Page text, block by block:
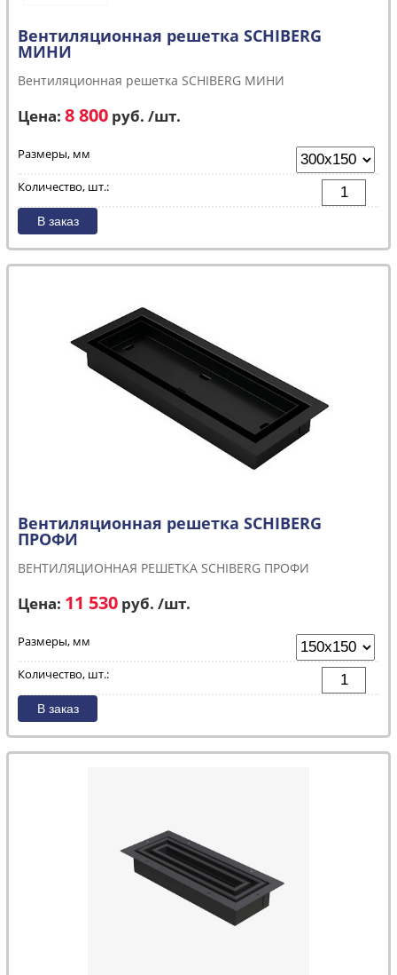
Вентиляционная решетка SCHIBERG
МИНИ
Вентиляционная решетка SCHIBERG МИНИ
Цена: 8 800 руб. /шт.
Размеры, мм
Количество, шт.:
Вентиляционная решетка SCHIBERG
ПРОФИ
ВЕНТИЛЯЦИОННАЯ РЕШЕТКА SCHIBERG ПРОФИ
Цена: 11 530 руб. /шт.
Размеры, мм
Количество, шт.: